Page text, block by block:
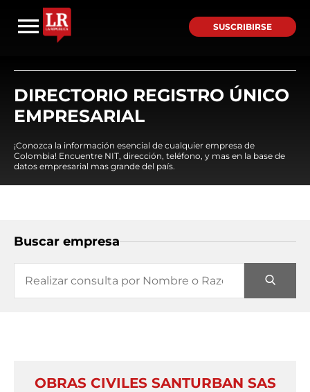
SUSCRIBIRSE
DIRECTORIO REGISTRO ÚNICO
EMPRESARIAL
¡Conozca la información esencial de cualquier empresa de
Colombia! Encuentre NIT, dirección, teléfono, y mas en la base de
datos empresarial mas grande del país.
Buscar empresa
OBRAS CIVILES SANTURBAN SAS